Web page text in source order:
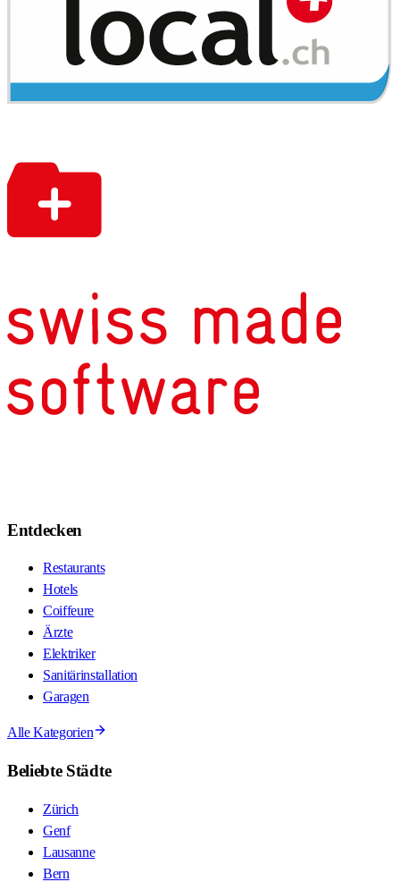
Entdecken
Restaurants
Hotels
Coiffeure
Ärzte
Elektriker
Sanitärinstallation
Garagen
Alle Kategorien
Beliebte Städte
Zürich
Genf
Lausanne
Bern